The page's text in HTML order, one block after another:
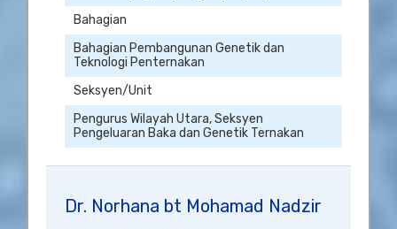
Bahagian
Bahagian Pembangunan Genetik dan
Teknologi Penternakan
Seksyen/Unit
Pengurus Wilayah Utara, Seksyen
Pengeluaran Baka dan Genetik Ternakan
Dr. Norhana bt Mohamad Nadzir